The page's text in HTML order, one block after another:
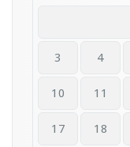
3 4
10 11
17 18